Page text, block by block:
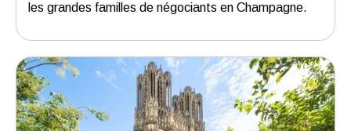
les grandes familles de négociants en Champagne.